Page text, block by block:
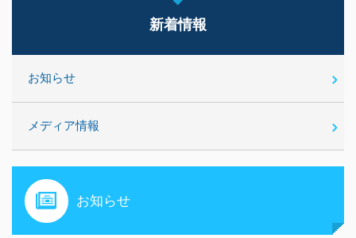
新着情報
お知らせ
メディア情報
お知らせ